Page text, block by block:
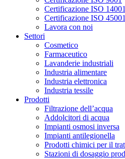
Certificazione ISO 14001
Certificazione ISO 45001
Lavora con noi
Settori
Cosmetico
Farmaceutico
Lavanderie industriali
Industria alimentare
Industria elettronica
Industria tessile
Prodotti
Filtrazione dell’acqua
Addolcitori di acqua
Impianti osmosi inversa
Impianti antilegionella
Prodotti chimici per il
Stazioni di dosaggio